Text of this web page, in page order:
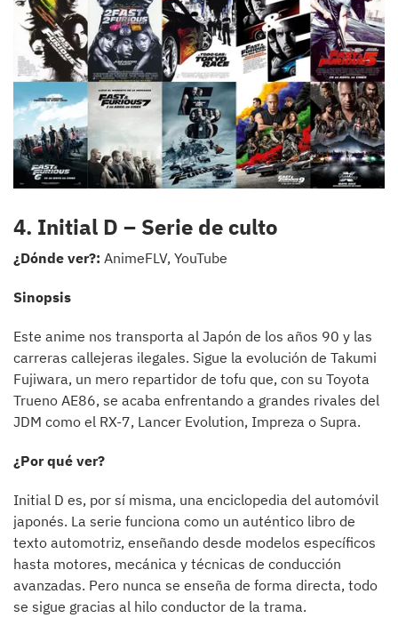
4. Initial D – Serie de culto
¿Dónde ver?: AnimeFLV, YouTube
Sinopsis
Este anime nos transporta al Japón de los años 90 y las
carreras callejeras ilegales. Sigue la evolución de Takumi
Fujiwara, un mero repartidor de tofu que, con su Toyota
Trueno AE86, se acaba enfrentando a grandes rivales del
JDM como el RX-7, Lancer Evolution, Impreza o Supra.
¿Por qué ver?
Initial D es, por sí misma, una enciclopedia del automóvil
japonés. La serie funciona como un auténtico libro de
texto automotriz, enseñando desde modelos específicos
hasta motores, mecánica y técnicas de conducción
avanzadas. Pero nunca se enseña de forma directa, todo
se sigue gracias al hilo conductor de la trama.